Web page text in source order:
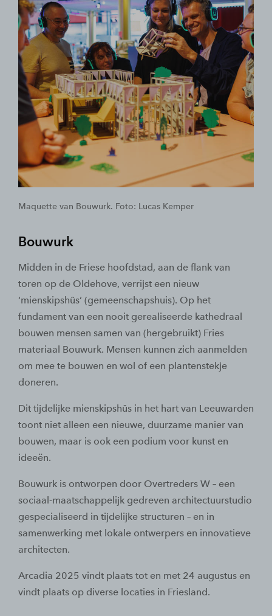
Maquette van Bouwurk. Foto: Lucas Kemper
Bouwurk
Midden in de Friese hoofdstad, aan de flank van
toren op de Oldehove, verrijst een nieuw
‘mienskipshûs’ (gemeenschapshuis). Op het
fundament van een nooit gerealiseerde kathedraal
bouwen mensen samen van (hergebruikt) Fries
materiaal Bouwurk. Mensen kunnen zich aanmelden
om mee te bouwen en wol of een plantenstekje
doneren.
Dit tijdelijke mienskipshûs in het hart van Leeuwarden
toont niet alleen een nieuwe, duurzame manier van
bouwen, maar is ook een podium voor kunst en
ideeën.
Bouwurk is ontworpen door Overtreders W – een
sociaal-maatschappelijk gedreven architectuurstudio
gespecialiseerd in tijdelijke structuren – en in
samenwerking met lokale ontwerpers en innovatieve
architecten.
Arcadia 2025 vindt plaats tot en met 24 augustus en
vindt plaats op diverse locaties in Friesland.